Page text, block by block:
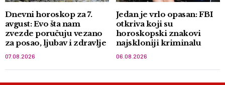
Dnevni horoskop za 7.
avgust: Evo šta nam
zvezde poručuju vezano
za posao, ljubav i zdravlje
07.08.2026
Jedan je vrlo opasan: FBI
otkriva koji su
horoskopski znakovi
najskloniji kriminalu
06.08.2026